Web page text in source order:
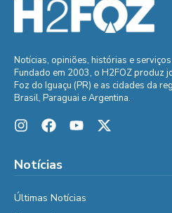
Notícias, opiniões, histórias e
Fundado em 2003, o H2FOZ produz
Foz do Iguaçu (PR) e as cidades da
Brasil, Paraguai e Argentina.
Notícias
Últimas Notícias